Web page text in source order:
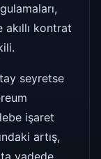
kontrat
seyretse
işaret
artış,
vadede